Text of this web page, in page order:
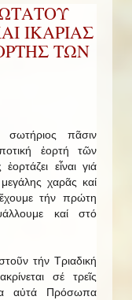
ΙΚΑΡΙΑΣ
ΤΩΝ
πᾶσιν
ἑορτή τῶν
εἶναι γιά
χαρᾶς καί
τήν πρώτη
καί στό
τήν Τριαδική
σέ τρεῖς
αὐτά Πρόσωπα